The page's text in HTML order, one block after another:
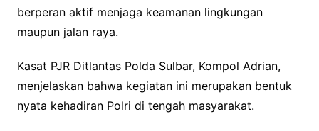
berperan aktif menjaga keamanan lingkungan
maupun jalan raya.
Kasat PJR Ditlantas Polda Sulbar, Kompol Adrian,
menjelaskan bahwa kegiatan ini merupakan bentuk
nyata kehadiran Polri di tengah masyarakat.